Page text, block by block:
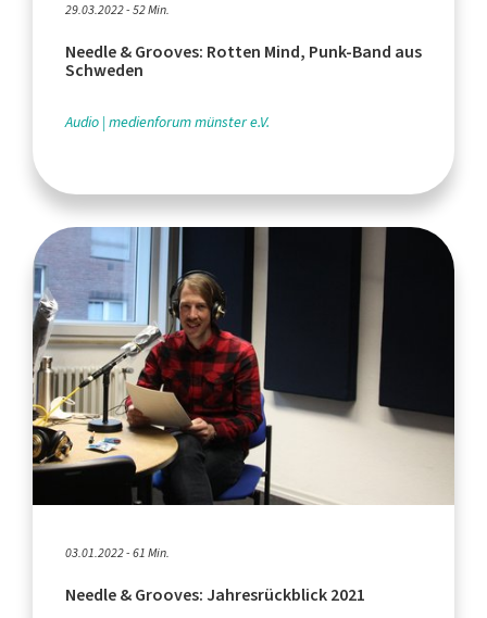
29.03.2022 - 52 Min.
Needle & Grooves: Rotten Mind, Punk-Band aus
Schweden
Audio medienforum münster e.V.
03.01.2022 - 61 Min.
Needle & Grooves: Jahresrückblick 2021